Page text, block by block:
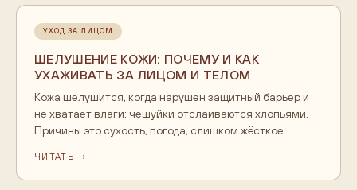
аккуратнее. Рабочая схема: мягкое очищение,
гидрофильное масло, тоник, дозированные кислоты и
обязательный SPF.
УХОД ЗА ЛИЦОМ
ШЕЛУШЕНИЕ КОЖИ: ПОЧЕМУ И КАК
УХАЖИВАТЬ ЗА ЛИЦОМ И ТЕЛОМ
Кожа шелушится, когда нарушен защитный барьер и
не хватает влаги: чешуйки отслаиваются хлопьями.
Причины это сухость, погода, слишком жёсткое
на мягком очищении и увлажнении: сыворотка, крем,
без жёсткого скраба по шелушению. Если шелушение
ЧИТАТЬ →